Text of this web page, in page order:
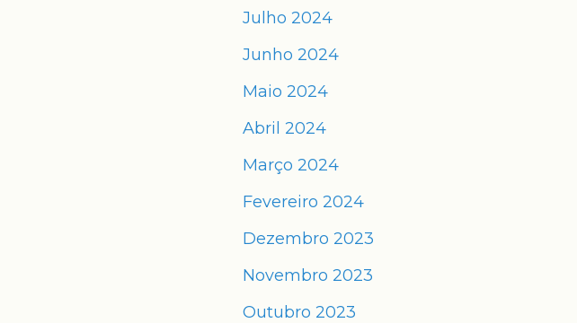
Julho 2024
Junho 2024
Maio 2024
Abril 2024
Março 2024
Fevereiro 2024
Dezembro 2023
Novembro 2023
Outubro 2023